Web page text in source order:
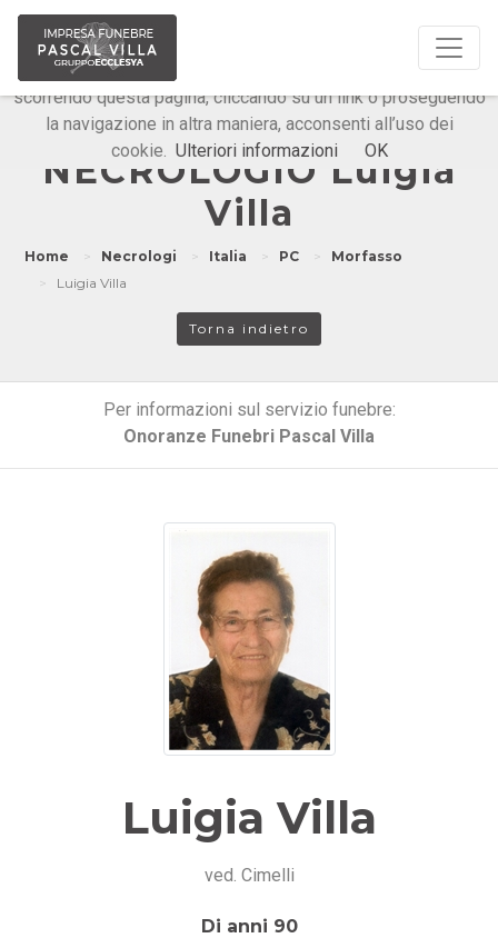
Onoranze Funebri Pascal Villa
NECROLOGIO Luigia
Villa
Home Necrologi Italia PC
Morfasso
Luigia Villa
Torna indietro
Per informazioni sul servizio funebre:
Onoranze Funebri Pascal Villa
Luigia Villa
ved. Cimelli
Di anni 90
Questo sito o gli strumenti terzi da questo utilizzati si
avvalgono di cookie necessari al funzionamento ed utili alle
finalità illustrate nella cookie policy. Chiudendo questo banner,
scorrendo questa pagina, cliccando su un link o proseguendo
la navigazione in altra maniera, acconsenti all’uso dei
cookie. Ulteriori informazioni OK